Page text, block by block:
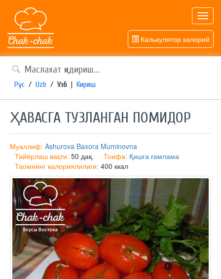
Калькулятор калорий
Рус / Uzb / Узб | Кириш
ҲАВАСГА ТУЗЛАНГАН ПОМИДОР
Муаллиф: Ashurova Baxora Muminovna
Тайёрлаш вақти: 50 дақ. Тоифа: Қишга ғамлама
Таомнинг калориялилиги: 400 ккал